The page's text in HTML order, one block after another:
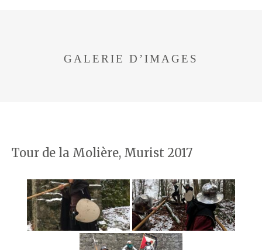
GALERIE D’IMAGES
Tour de la Molière, Murist 2017